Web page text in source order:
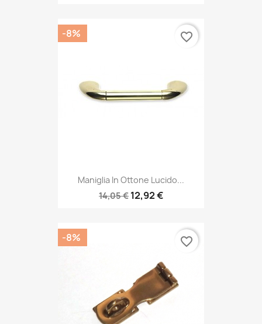
Maniglia In Ottone Lucido...
14,05 € 12,92 €
-8% favorite_border
-8% favorite_border